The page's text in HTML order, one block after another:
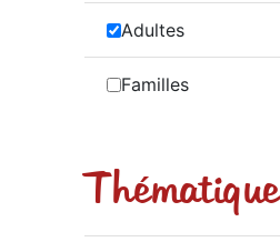
Adultes
Familles
Thématique